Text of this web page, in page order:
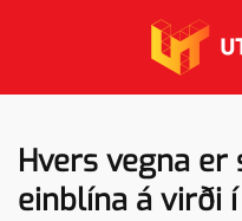
Skip to main content
Hvers vegna
einblína á virði